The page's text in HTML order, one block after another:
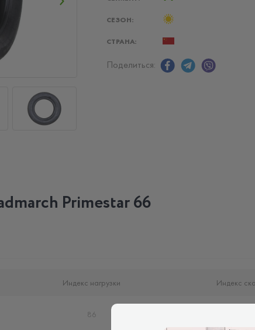
СЕЗОН:
СТРАНА:
Поделиться:
Primestar 66
Индекс нагрузки Индекс
86